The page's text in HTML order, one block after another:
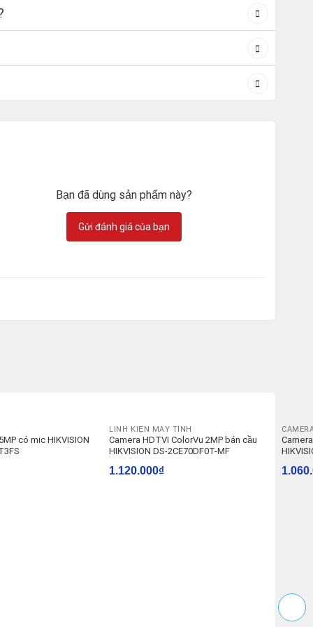
Bạn đã dùng sản phẩm này?
Gửi đánh giá của bạn
có mic HIKVISION
LINH KIỆN MÁY TÍNH
Camera HDTVI ColorVu 2MP bán cầu
HIKVISION DS-2CE70DF0T-MF
1.120.000₫